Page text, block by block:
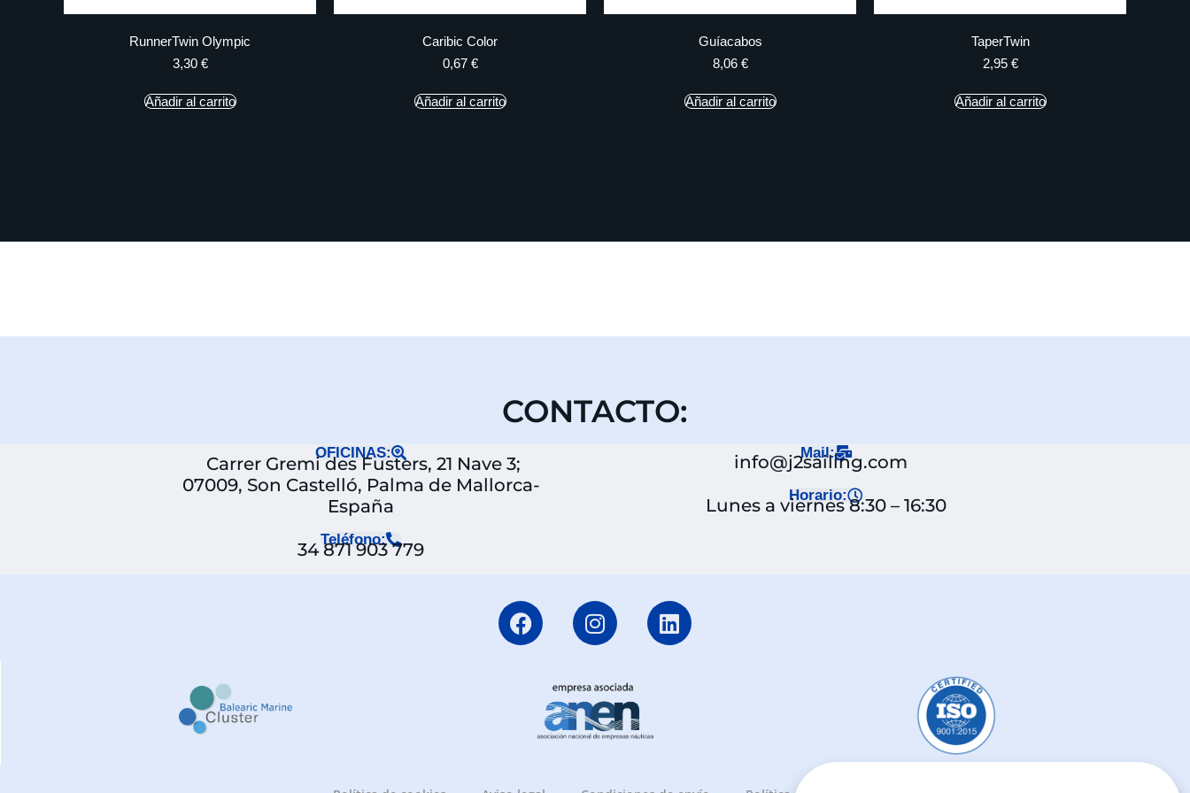
RunnerTwin Olympic
3,30 €
Añadir al carrito
Caribic Color
0,67 €
Añadir al carrito
Guíacabos
8,06 €
Añadir al carrito
TaperTwin
2,95 €
Añadir al carrito
CONTACTO:
OFICINAS:
Carrer Gremi des Fusters, 21 Nave 3;
07009, Son Castelló, Palma de Mallorca-
España
Teléfono:
34 871 903 779
Mail:
info@j2sailing.com
Horario:
Lunes a viernes 8:30 – 16:30